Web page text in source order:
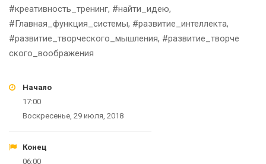
#креативность_тренинг, #найти_идею,
#Главная_функция_системы, #развитие_интеллекта,
#развитие_творческого_мышления, #развитие_творче
ского_воображения
Начало
17:00
Воскресенье, 29 июля, 2018
Конец
06:00